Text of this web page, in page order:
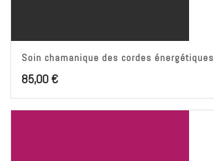
Soin chamanique des cordes énergétiques
85,00€